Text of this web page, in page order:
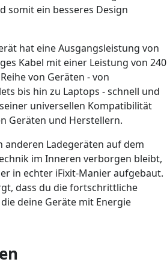
somit ein besseres Design
hat eine Ausgangsleistung von
Kabel mit einer Leistung von 240
von Geräten - von
bis hin zu Laptops - schnell und
universellen Kompatibilität
Geräten und Herstellern.
anderen Ladegeräten auf dem
im Inneren verborgen bleibt,
in echter iFixit-Manier aufgebaut.
dass du die fortschrittliche
deine Geräte mit Energie